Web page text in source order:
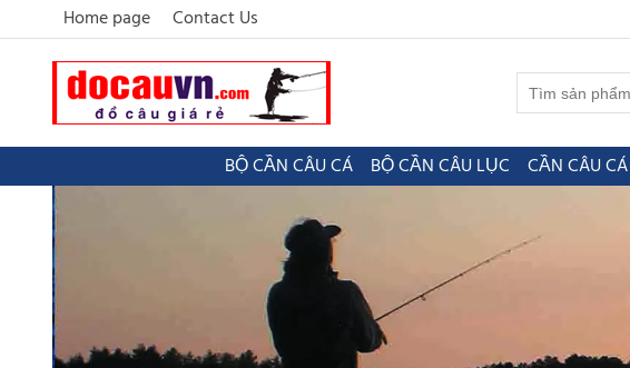
Home page Contact Us
BỘ CẦN CÂU CÁ BỘ CẦN CÂU LỤC CẦN CÂU CÁ